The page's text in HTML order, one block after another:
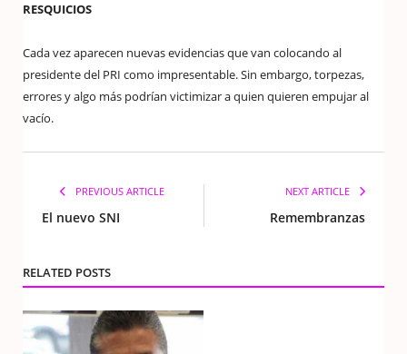
RESQUICIOS
Cada vez aparecen nuevas evidencias que van colocando al
presidente del PRI como impresentable. Sin embargo, torpezas,
errores y algo más podrían victimizar a quien quieren empujar al
vacío.
PREVIOUS ARTICLE
El nuevo SNI
NEXT ARTICLE
Remembranzas
RELATED POSTS